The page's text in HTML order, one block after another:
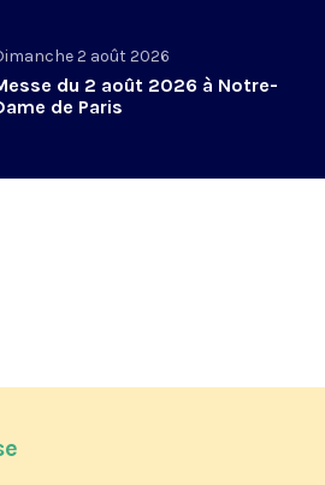
2 août 2026
du 2 août 2026 à Notre-
de Paris